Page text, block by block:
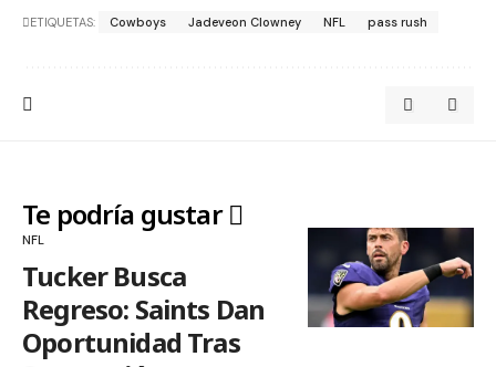
ETIQUETAS: Cowboys Jadeveon Clowney NFL pass rush
Te podría gustar
NFL
Tucker Busca
Regreso: Saints Dan
Oportunidad Tras